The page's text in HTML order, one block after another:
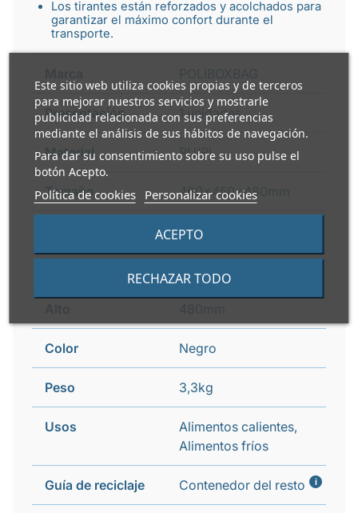
Este sitio web utiliza cookies propias y de terceros
para mejorar nuestros servicios y mostrarle
publicidad relacionada con sus preferencias
mediante el análisis de sus hábitos de navegación.
Para dar su consentimiento sobre su uso pulse el
botón Acepto.
Política de cookies Personalizar cookies
RECHAZAR TODO
ACEPTO
Los tirantes están reforzados y acolchados para
garantizar el máximo confort durante el
transporte.
Presentación 1 unidades
Material PU/PL
Tamaño 460x450x480mm
460mm
450mm
Color Negro
Peso 3,3kg
Usos
Alimentos calientes,
Alimentos fríos
Guía de reciclaje Contenedor del resto i